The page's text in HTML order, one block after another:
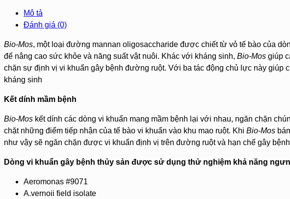
Mô tả
Đánh giá (0)
Bio-Mos, một loại đường mannan oligosaccharide được chiết từ vỏ tế bào của
để nâng cao sức khỏe và năng suất vật nuôi. Khác với kháng sinh, Bio-Mos giúp
chặn sự định vị vi khuẩn gây bệnh đường ruột. Với ba tác động chủ lực này giúp
kháng sinh
Kết dính mầm bệnh
Bio-Mos kết dính các dòng vi khuẩn mang mầm bệnh lại với nhau, ngăn chặn
chặt những điểm tiếp nhận của tế bào vi khuẩn vào khu mao ruột. Khi Bio-Mos
như vậy sẽ ngăn chặn được vi khuẩn định vị trên đường ruột và hạn chế gây
Dòng vi khuẩn gây bệnh thủy sản được sử dụng thử nghiệm khả năng
Aeromonas #9071
A.vernoii field isolate